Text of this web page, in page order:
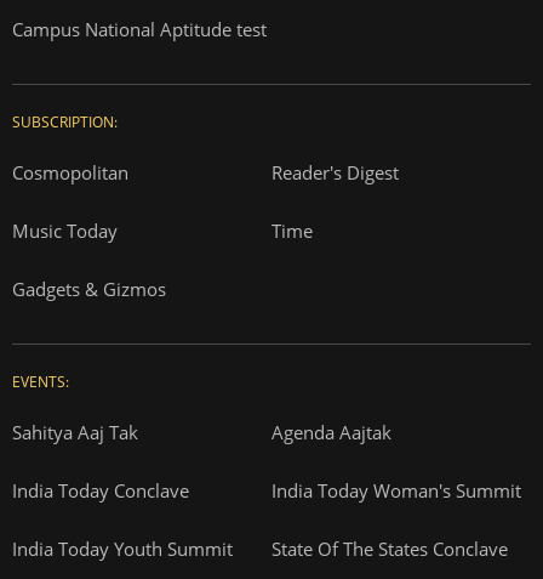
Campus National Aptitude test
SUBSCRIPTION:
Cosmopolitan Reader's Digest
Music Today Time
Gadgets & Gizmos
EVENTS:
Sahitya Aaj Tak Agenda Aajtak
India Today Conclave India Today Woman's Summit
India Today Youth Summit State Of The States Conclave